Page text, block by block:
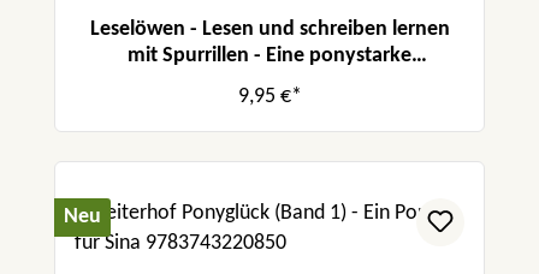
Leselöwen - Lesen und schreiben lernen
mit Spurrillen - Eine ponystarke
Freundschaft
9,95 €*
Neu